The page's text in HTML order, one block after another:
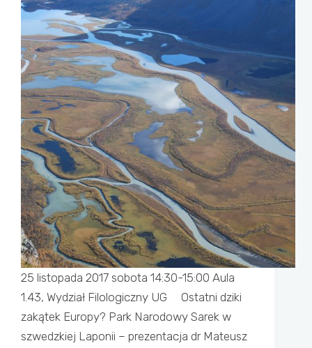
25 listopada 2017 sobota 14:30-15:00 Aula
1.43, Wydział Filologiczny UG Ostatni dziki
zakątek Europy? Park Narodowy Sarek w
szwedzkiej Laponii – prezentacja dr Mateusz